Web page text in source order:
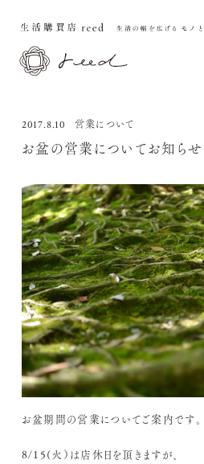
2017.8.10 営業について
お盆の営業についてお知らせ
お盆期間の営業についてご案内です。
8/15(火）は店休日を頂きますが、